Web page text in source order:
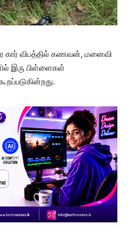
கார் விபத்தில் கணவன், மனைவி
இரு பிள்ளைகள்